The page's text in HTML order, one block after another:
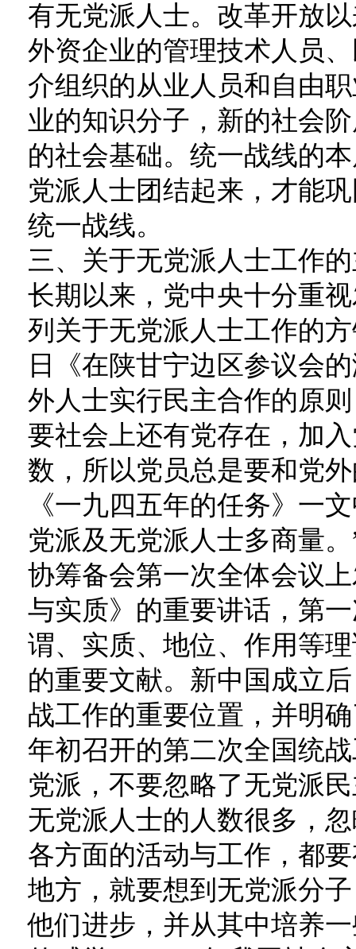
有无党派人士。改革开放
外资企业的管理技术人员
介组织的从业人员和自由
业的知识分子，新的社会
的社会基础。统一战线的
党派人士团结起来，才能
统一战线。
三、关于无党派人士工作
长期以来，党中央十分重
列关于无党派人士工作的
日《在陕甘宁边区参议会
外人士实行民主合作的原
要社会上还有党存在，加
数，所以党员总是要和党
《一九四五年的任务》一
党派及无党派人士多商量
协筹备会第一次全体会议
与实质》的重要讲话，第
谓、实质、地位、作用等
的重要文献。新中国成立
战工作的重要位置，并明
年初召开的第二次全国统
党派，不要忽略了无党派
无党派人士的人数很多，
各方面的活动与工作，都
地方，就要想到无党派分
他们进步，并从其中培养